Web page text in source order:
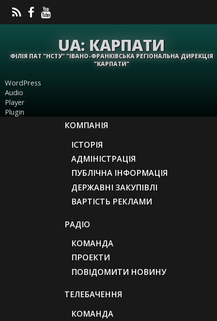
UA: КАРПАТИ
ФІЛІЯ ПАТ "НСТУ" "ІВАНО-ФРАНКІВСЬКА РЕГІОНАЛЬНА ДИРЕКЦІЯ
"КАРПАТИ"
WordPress
Audio
Player
Plugin
КОМПАНІЯ
ІСТОРІЯ
АДМІНІСТРАЦІЯ
ПУБЛІЧНА ІНФОРМАЦІЯ
ДЕРЖАВНІ ЗАКУПІВЛІ
ВАРТІСТЬ РЕКЛАМИ
РАДІО
КОМАНДА
ПРОЕКТИ
ПОВІДОМИТИ НОВИНУ
ТЕЛЕБАЧЕННЯ
КОМАНДА